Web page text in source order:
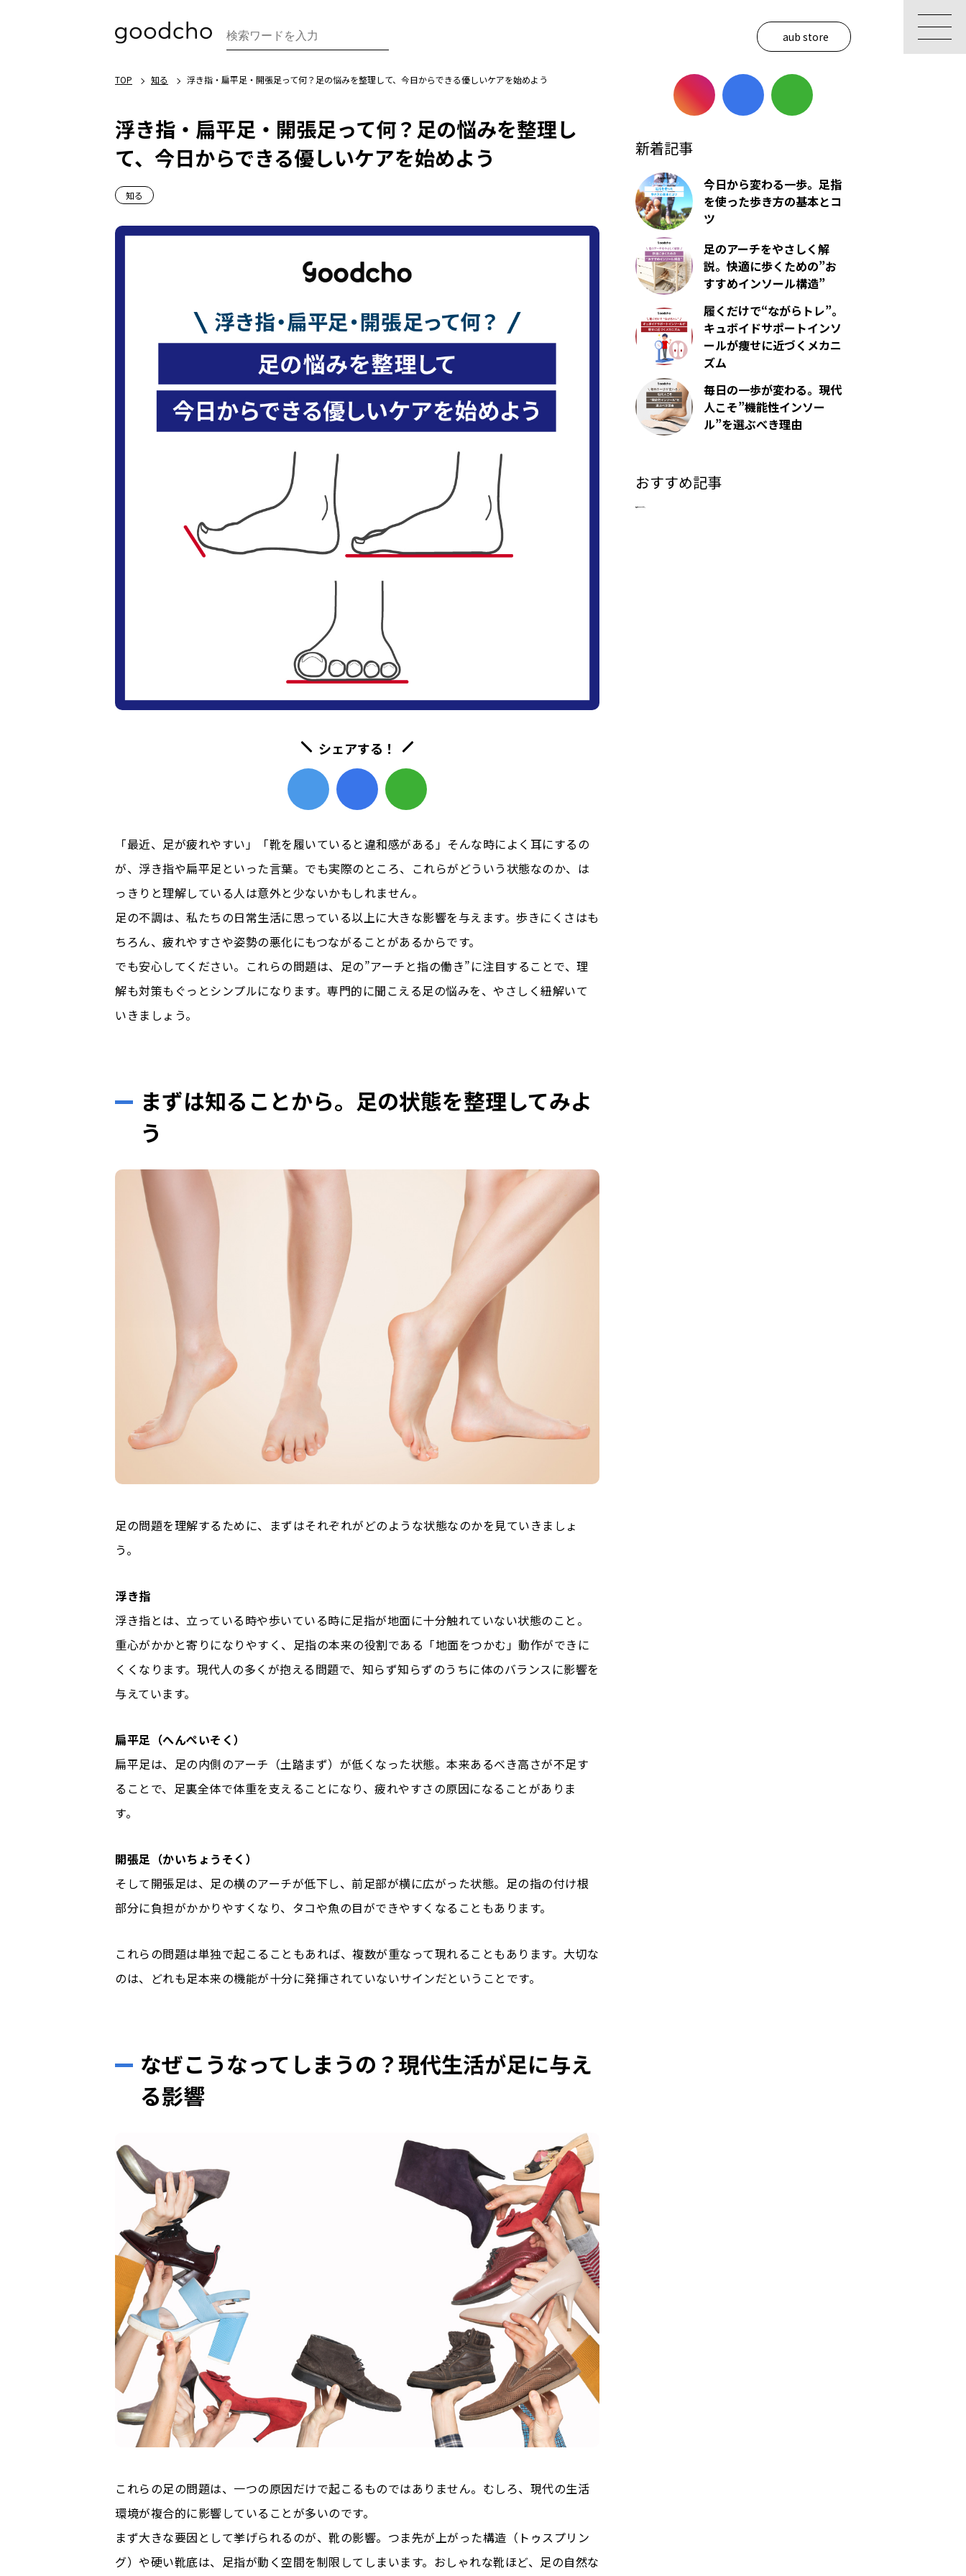
aub store
TOP 知る 浮き指・扁平足・開張足って何？足の悩みを整理して、今日からできる優しいケアを始めよう
浮き指・扁平足・開張足って何？足の悩みを整理し
て、今日からできる優しいケアを始めよう
知る
シェアする！
「最近、足が疲れやすい」「靴を履いていると違和感がある」そんな時によく耳にするの
が、浮き指や扁平足といった言葉。でも実際のところ、これらがどういう状態なのか、は
っきりと理解している人は意外と少ないかもしれません。
足の不調は、私たちの日常生活に思っている以上に大きな影響を与えます。歩きにくさはも
ちろん、疲れやすさや姿勢の悪化にもつながることがあるからです。
でも安心してください。これらの問題は、足の”アーチと指の働き”に注目することで、理
解も対策もぐっとシンプルになります。専門的に聞こえる足の悩みを、やさしく紐解いて
いきましょう。
まずは知ることから。足の状態を整理してみよ
う
足の問題を理解するために、まずはそれぞれがどのような状態なのかを見ていきましょ
う。
浮き指
浮き指とは、立っている時や歩いている時に足指が地面に十分触れていない状態のこと。
重心がかかと寄りになりやすく、足指の本来の役割である「地面をつかむ」動作ができに
くくなります。現代人の多くが抱える問題で、知らず知らずのうちに体のバランスに影響を
与えています。
扁平足（へんぺいそく）
扁平足は、足の内側のアーチ（土踏まず）が低くなった状態。本来あるべき高さが不足す
ることで、足裏全体で体重を支えることになり、疲れやすさの原因になることがありま
す。
開張足（かいちょうそく）
そして開張足は、足の横のアーチが低下し、前足部が横に広がった状態。足の指の付け根
部分に負担がかかりやすくなり、タコや魚の目ができやすくなることもあります。
これらの問題は単独で起こることもあれば、複数が重なって現れることもあります。大切な
のは、どれも足本来の機能が十分に発揮されていないサインだということです。
なぜこうなってしまうの？現代生活が足に与え
る影響
これらの足の問題は、一つの原因だけで起こるものではありません。むしろ、現代の生活
環境が複合的に影響していることが多いのです。
まず大きな要因として挙げられるのが、靴の影響。つま先が上がった構造（トゥスプリン
グ）や硬い靴底は、足指が動く空間を制限してしまいます。おしゃれな靴ほど、足の自然な
新着記事
今日から変わる一歩。足指
を使った歩き方の基本とコ
ツ
足のアーチをやさしく解
説。快適に歩くための”お
すすめインソール構造”
履くだけで“ながらトレ”。
キュボイドサポートインソ
ールが痩せに近づくメカニ
ズム
毎日の一歩が変わる。現代
人こそ”機能性インソー
ル”を選ぶべき理由
おすすめ記事